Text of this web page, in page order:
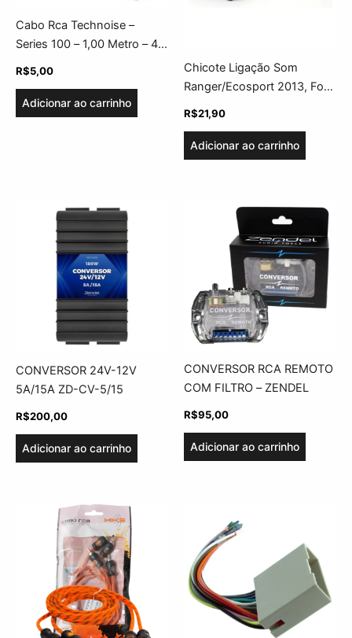
Cabo Rca Technoise –
Series 100 – 1,00 Metro – 4
mm
R$5,00
Adicionar ao carrinho
Chicote Ligação Som
Ranger/Ecosport 2013, Ford
Ka 16/18
R$21,90
Adicionar ao carrinho
CONVERSOR 24V-12V
5A/15A ZD-CV-5/15
R$200,00
Adicionar ao carrinho
CONVERSOR RCA REMOTO
COM FILTRO – ZENDEL
R$95,00
Adicionar ao carrinho